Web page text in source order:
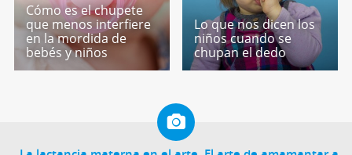
Cómo es el chupete
que menos interfiere
en la mordida de
bebés y niños
Lo que nos dicen los
niños cuando se
chupan el dedo